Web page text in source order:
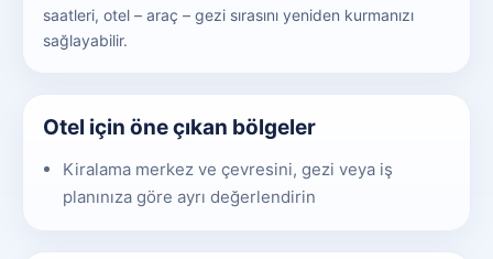
saatleri, otel – araç – gezi sırasını yeniden kurmanızı
sağlayabilir.
Otel için öne çıkan bölgeler
Kiralama merkez ve çevresini, gezi veya iş
planınıza göre ayrı değerlendirin